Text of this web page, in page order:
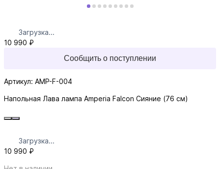
Загрузка...
10 990 ₽
Сообщить о поступлении
Артикул: AMP-F-004
Напольная Лава лампа Amperia Falcon Сияние (76 см)
Загрузка...
10 990 ₽